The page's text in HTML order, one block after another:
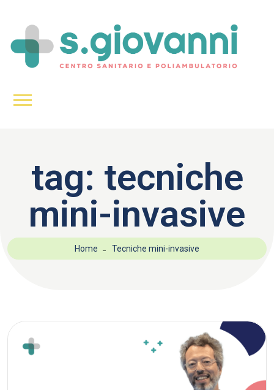
tag: tecniche
mini-invasive
Home Tecniche mini-invasive